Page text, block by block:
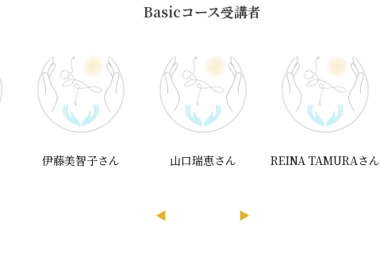
Basicコース受講者
伊藤美智子さん 山口瑞恵さん REINA TAMURAさん
◀ ▶